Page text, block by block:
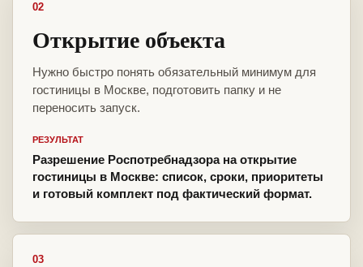
02
Открытие объекта
Нужно быстро понять обязательный минимум для
гостиницы в Москве, подготовить папку и не
переносить запуск.
РЕЗУЛЬТАТ
Разрешение Роспотребнадзора на открытие
гостиницы в Москве: список, сроки, приоритеты
и готовый комплект под фактический формат.
03